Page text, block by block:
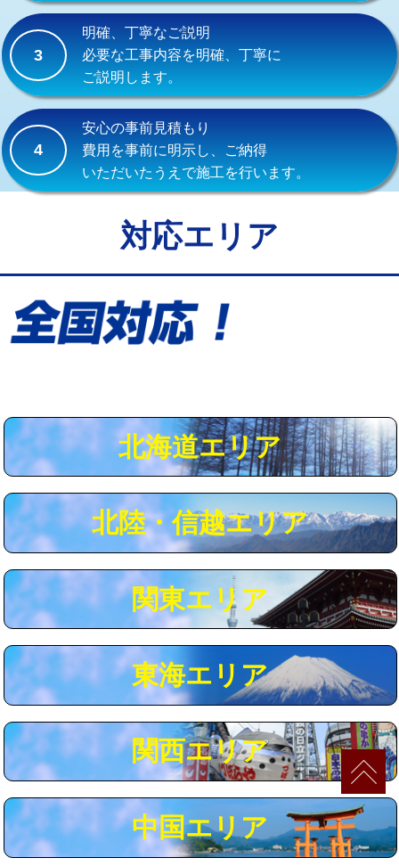
持込商品取付（単水栓）
持込商品取付（混合水栓） 16,500円
持込商品取付（浄水器・分岐水栓） 16,500円
給水管工事※（ホール加工)
給水管工事※（バンド止め) 3,300円
給水管工事※（保温材使用（バンド止
5,500円
給水管工事※（土の掘削・埋め戻し作
業)
用（追加）/3ｍ超え)
給水管工事※（ライニング鋼管・銅
44,000円
給水管工事※（ライニング鋼管・銅
管・ポリ管・HT管使用/3ｍ超え)
+8,800円
マス交換（土の掘削・埋め戻し作業） 11,000円~
マス交換（深さ50㎝未満） 55,000円
マス交換（深さ50㎝以上） 66,000円
コンクリート斫り（厚さ10㎝まで） 27,500円
コンクリート斫り（厚さ10㎝超え） 38,500円
モルタル補修（厚さ10㎝まで） 27,500円
追加人工 16,500円
3
明確、丁寧なご説明
必要な工事内容を明確、丁寧に
ご説明します。
4
安心の事前見積もり
費用を事前に明示し、ご納得
いただいたうえで施工を行います。
対応エリア
北海道エリア
北陸・信越エリア
関東エリア
東海エリア
関西エリア
中国エリア